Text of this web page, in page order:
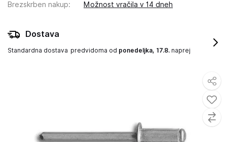
Brezskrben nakup: Možnost vračila v 14 dneh
Dostava
Standardna dostava predvidoma od ponedeljka, 17.8. naprej